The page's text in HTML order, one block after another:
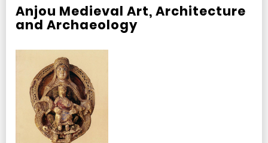
Anjou Medieval Art, Architecture
and Archaeology